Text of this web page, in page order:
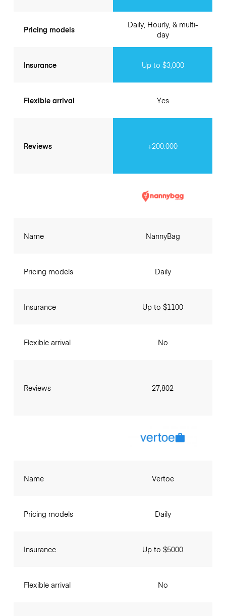
Pricing models
Insurance
Flexible arrival
Reviews
Daily, Hourly, & multi-
day
Up to $3,000
Yes
+200.000
Name
Pricing models
Insurance
Flexible arrival
Reviews
NannyBag
Daily
Up to $1100
No
27,802
Name
Pricing models
Insurance
Flexible arrival
Vertoe
Daily
Up to $5000
No